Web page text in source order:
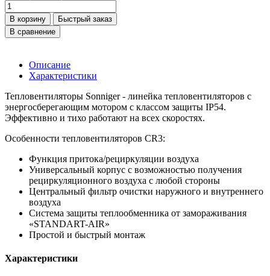
В корзину
Быстрый заказ
В сравнение
Описание
Характеристики
Тепловентиляторы Sonniger - линейка тепловентиляторов с
энергосберегающим мотором с классом защиты IP54.
Эффективно и тихо работают на всех скоростях.
Особенности тепловентиляторов CR3:
Функция притока/рециркуляции воздуха
Универсальный корпус с возможностью получения
рециркуляционного воздуха с любой стороны
Центральный фильтр очистки наружного и внутреннего
воздуха
Система защиты теплообменника от замораживания
«STANDART-AIR»
Простой и быстрый монтаж
Характеристики